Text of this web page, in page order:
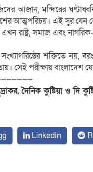
মন্দিরের ঘণ্টাধ্বনি,
আত্মপরিচয়। এই সুর যেন
রাষ্ট্র, সমাজ এবং
শক্তিতে নয়,
সেই পরীক্ষায়
দৈনিক কুষ্টিয়া ও দি
Linkedin